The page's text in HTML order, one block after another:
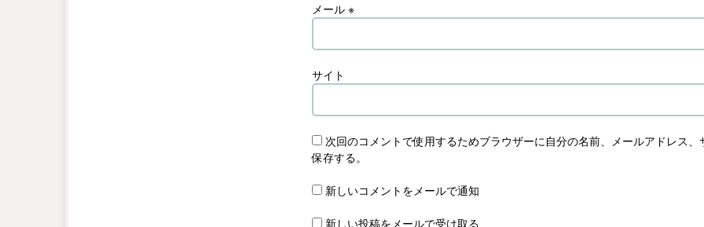
メール ※
サイト
次回のコメントで使用するためブラウザーに自分の名前、メールアドレス、
保存する。
新しいコメントをメールで通知
新しい投稿をメールで受け取る